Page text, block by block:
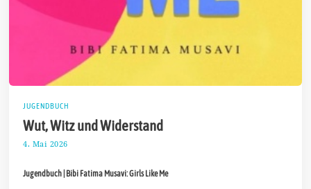
JUGENDBUCH
Wut, Witz und Widerstand
4. Mai 2026
M
Jugendbuch | Bibi Fatima Musavi: Girls Like Me